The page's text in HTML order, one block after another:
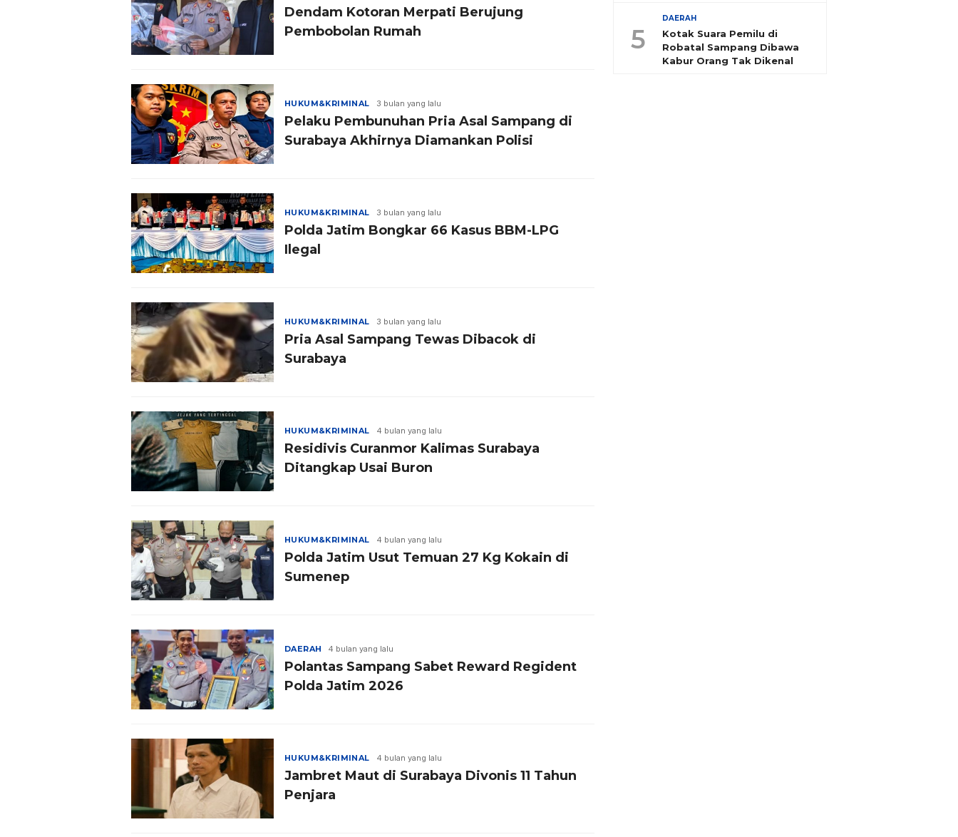
Dendam Kotoran Merpati Berujung
Pembobolan Rumah
HUKUM&KRIMINAL 3 bulan yang lalu
Pelaku Pembunuhan Pria Asal Sampang di
Surabaya Akhirnya Diamankan Polisi
HUKUM&KRIMINAL 3 bulan yang lalu
Polda Jatim Bongkar 66 Kasus BBM-LPG
Ilegal
HUKUM&KRIMINAL 3 bulan yang lalu
Pria Asal Sampang Tewas Dibacok di
Surabaya
HUKUM&KRIMINAL 4 bulan yang lalu
Residivis Curanmor Kalimas Surabaya
Ditangkap Usai Buron
HUKUM&KRIMINAL 4 bulan yang lalu
Polda Jatim Usut Temuan 27 Kg Kokain di
Sumenep
DAERAH 4 bulan yang lalu
Polantas Sampang Sabet Reward Regident
Polda Jatim 2026
HUKUM&KRIMINAL 4 bulan yang lalu
Jambret Maut di Surabaya Divonis 11 Tahun
Penjara
5
DAERAH
Kotak Suara Pemilu di
Robatal Sampang Dibawa
Kabur Orang Tak Dikenal